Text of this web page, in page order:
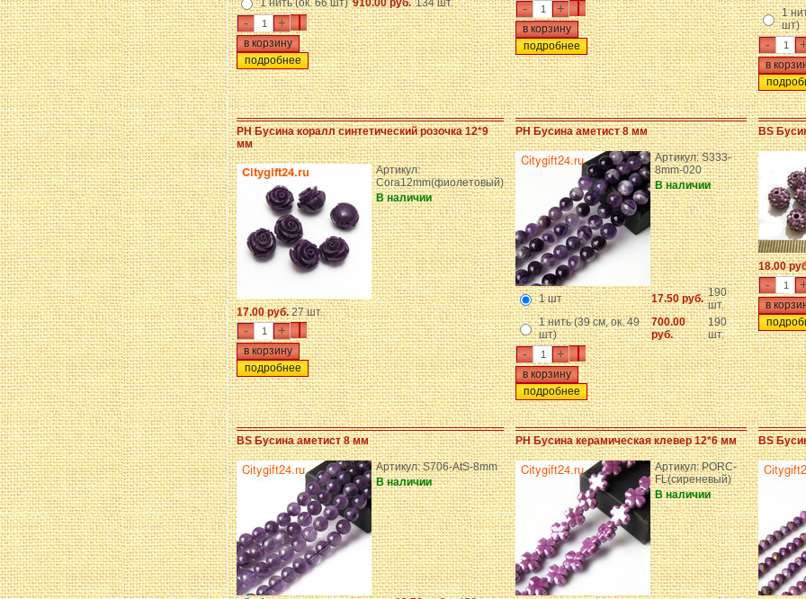
1 нить (ок. 66 шт) 910.00 руб. 134 шт.
- +
подробнее
- +
подробнее
1
шт)
-
PH Бусина коралл синтетический розочка 12*9
мм
Артикул:
Cora12mm(фиолетовый)
В наличии
17.00 руб.27 шт.
- +
подробнее
PH Бусина аметист 8 мм
Артикул: S333-
8mm-020
В наличии
1 шт 17.50 руб. 190
шт.
1 нить (39 см, ок. 49
шт)
700.00
руб.
190
шт.
- +
подробнее
BS
18.00
-
BS Бусина аметист 8 мм
Артикул: S706-AtS-8mm
В наличии
PH Бусина керамическая клевер 12*6 мм
Артикул: PORC-
FL(сиреневый)
В наличии
BS